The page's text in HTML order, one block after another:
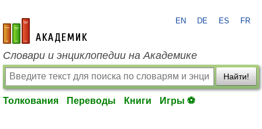
academic.ru
EN DE ES FR
Словари и энциклопедии на Академике
Найти!
Толкования Переводы Книги Игры ⚽